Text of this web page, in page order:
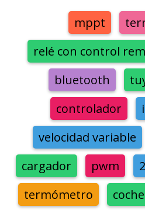
mppt
relé con control
bluetooth
controlador
velocidad variable
cargador
pwm
termómetro
coche